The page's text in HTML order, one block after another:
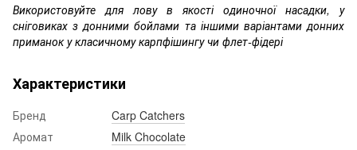
Використовуйте для лову в якості одиночної насадки, у
сніговиках з донними бойлами та іншими варіантами донних
приманок у класичному карпфішингу чи флет-фідері
Характеристики
Бренд
Carp Catchers
Аромат
Milk Chocolate